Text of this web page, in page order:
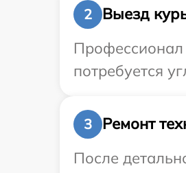
2
Выезд
Профессионал
потребуется
3
Ремонт
После